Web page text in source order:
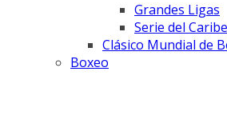
Grandes Ligas
Serie del Caribe
Clásico Mundial de
Boxeo